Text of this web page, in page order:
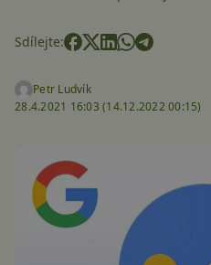
Sdílejte:
Petr Ludvík
28.4.2021 16:03 (14.12.2022 00:15)